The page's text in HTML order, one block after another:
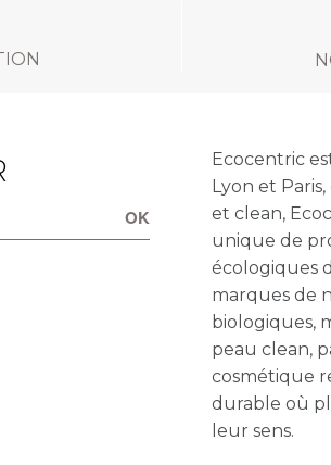
OK
Ecocentric
Lyon et
et clean,
unique de
écologiques
marques de
biologiques,
peau clean,
cosmétique
durable où
leur sens.